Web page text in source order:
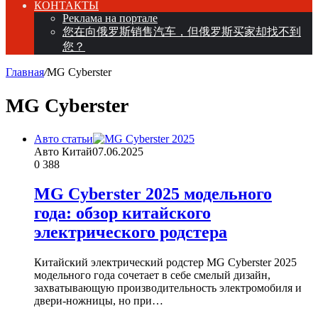
КОНТАКТЫ
Реклама на портале
您在向俄罗斯销售汽车，但俄罗斯买家却找不到
您？
Главная/MG Cyberster
MG Cyberster
Авто статьи
Авто Китай07.06.2025
0 388
MG Cyberster 2025 модельного
года: обзор китайского
электрического родстера
Китайский электрический родстер MG Cyberster 2025
модельного года сочетает в себе смелый дизайн,
захватывающую производительность электромобиля и
двери-ножницы, но при…